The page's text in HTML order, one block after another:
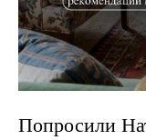
Попросили